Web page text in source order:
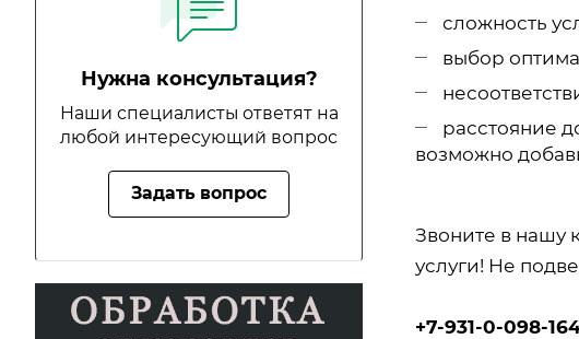
сложность
выбор
расстояние
возможно
Звоните в нашу
услуги! Не
+7-931-0-098-
Нужна консультация?
Наши специалисты ответят на
любой интересующий вопрос
Задать вопрос